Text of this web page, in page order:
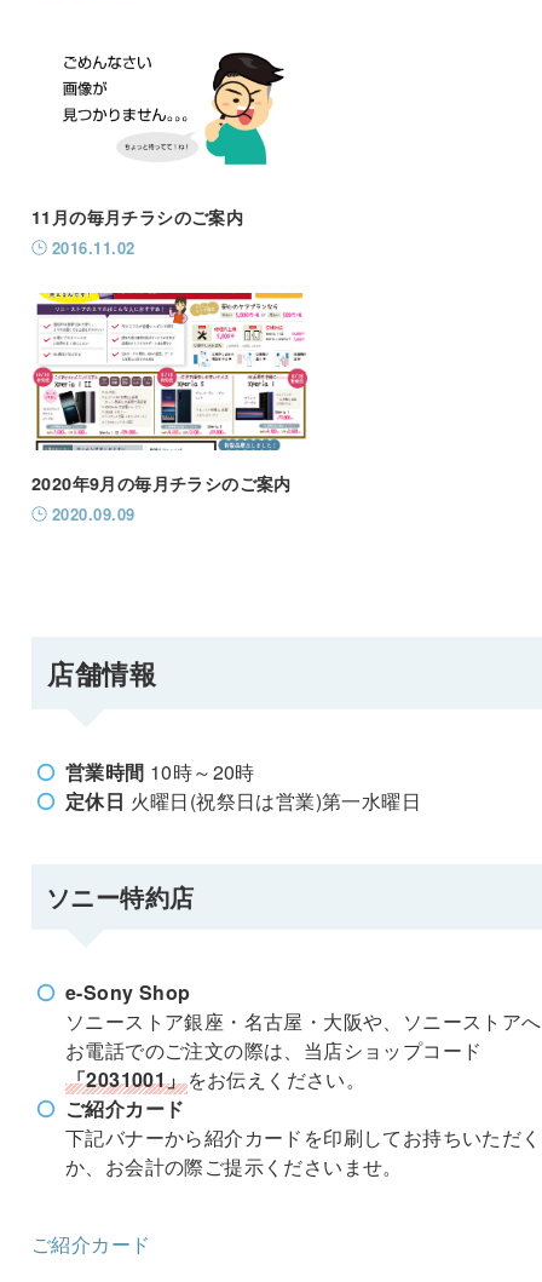
11月の毎月チラシのご案内
2016.11.02
2020年9月の毎月チラシのご案内
2020.09.09
店舗情報
営業時間 10時～20時
定休日 火曜日(祝祭日は営業)第一水曜日
ソニー特約店
e-Sony Shop
ソニーストア銀座・名古屋・大阪や、ソニーストア
お電話でのご注文の際は、当店ショップコード
「2031001」をお伝えください。
ご紹介カード
下記バナーから紹介カードを印刷してお持ちいただく
か、お会計の際ご提示くださいませ。
ご紹介カード